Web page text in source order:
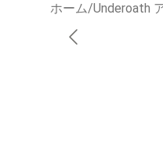
ホーム/Underoath